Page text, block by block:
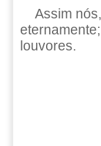
Assim
louvores.